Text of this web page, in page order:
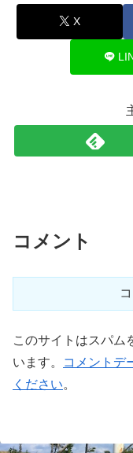
X
コメント
このサイトはスパム
います。
コメントデ
ください。